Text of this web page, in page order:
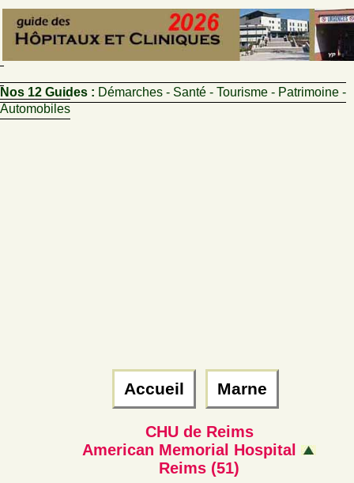
Nos 12 Guides : Démarches - Santé - Tourisme - Patrimoine -
Automobiles
Accueil Marne
CHU de Reims
American Memorial Hospital
Reims (51)